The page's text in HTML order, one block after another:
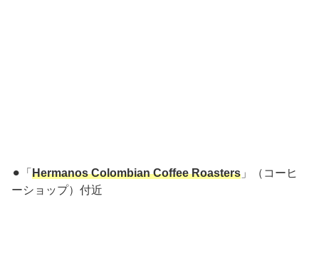
⚫︎「 Hermanos Colombian Coffee Roasters 」（コーヒ
ーショップ）付近